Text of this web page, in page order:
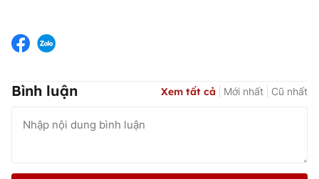
Bình luận Xem tất cả Mới nhất Cũ nhất